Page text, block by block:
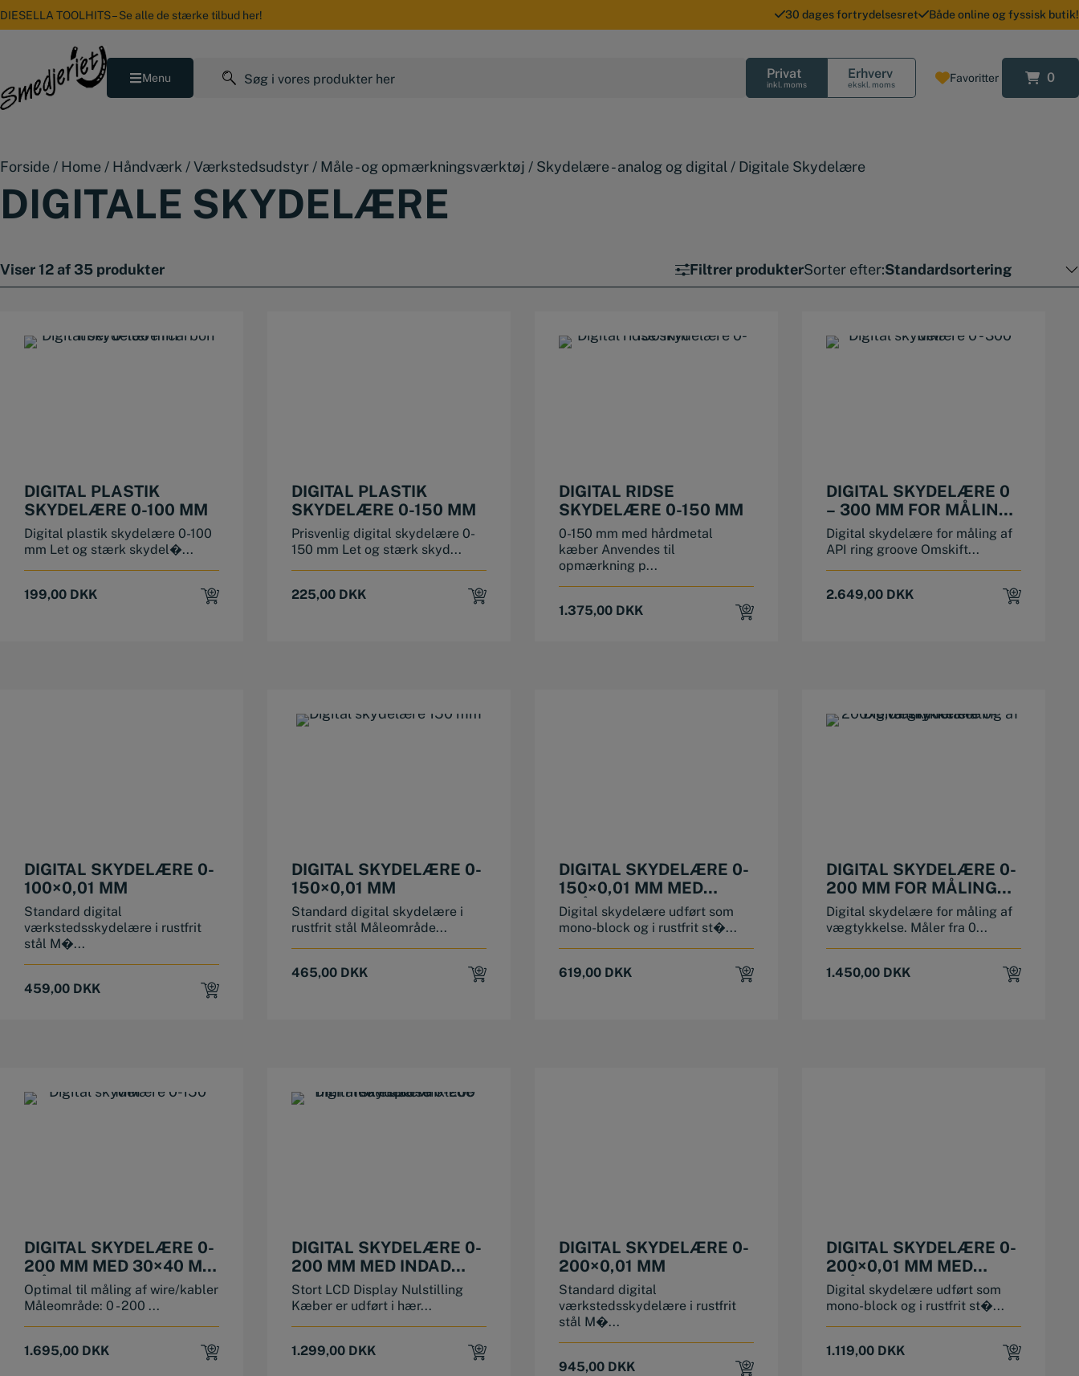
Hop
DIESELLA TOOLHITS – Se alle de stærke tilbud her! 30 dages fortrydelsesret Både online og fyssisk butik!
Menu
Søg
efter:
Privat
inkl. moms
Erhverv
ekskl. moms Favoritter 0
0
Forside / Home / Håndværk /Værkstedsudstyr / Måle - og opmærkningsværktøj / Skydelære - analog og digital / Digitale Skydelære
DIGITALE SKYDELÆRE
Viser 12 af 35 produkter Filtrer produkterSorter efter:
DIGITAL PLASTIK
SKYDELÆRE 0-100 MM
Digital plastik skydelære 0-100
mm Let og stærk skydel�...
199,00 DKK
DIGITAL PLASTIK
SKYDELÆRE 0-150 MM
Prisvenlig digital skydelære 0-
150 mm Let og stærk skyd...
225,00 DKK
DIGITAL RIDSE
SKYDELÆRE 0-150 MM
0-150 mm med hårdmetal
kæber Anvendes til
opmærkning p...
1.375,00 DKK
DIGITAL SKYDELÆRE 0
– 300 MM FOR MÅLING
AF API RING GROOVE
Digital skydelære for måling af
API ring groove Omskift...
2.649,00 DKK
DIGITAL SKYDELÆRE 0-
100×0,01 MM
Standard digital
værkstedsskydelære i rustfrit
stål M�...
459,00 DKK
DIGITAL SKYDELÆRE 0-
150×0,01 MM
Standard digital skydelære i
rustfrit stål Måleområde...
465,00 DKK
DIGITAL SKYDELÆRE 0-
150×0,01 MM MED
TRÅDLØS
DATAFUNKTION
Digital skydelære udført som
mono-block og i rustfrit st�...
619,00 DKK
DIGITAL SKYDELÆRE 0-
200 MM FOR MÅLING
AF VÆGTYKKELSE
Digital skydelære for måling af
vægtykkelse. Måler fra 0...
1.450,00 DKK
DIGITAL SKYDELÆRE 0-
200 MM MED 30×40 MM
MÅLEFLADER
Optimal til måling af wire/kabler
Måleområde: 0 - 200 ...
1.695,00 DKK
DIGITAL SKYDELÆRE 0-
200 MM MED INDAD
VINKLEDE
MÅLESPIDSER
Stort LCD Display Nulstilling
Kæber er udført i hær...
1.299,00 DKK
DIGITAL SKYDELÆRE 0-
200×0,01 MM
Standard digital
værkstedsskydelære i rustfrit
stål M�...
945,00 DKK
DIGITAL SKYDELÆRE 0-
200×0,01 MM MED
TRÅDLØS
DATAFUNKTION
Digital skydelære udført som
mono-block og i rustfrit st�...
1.119,00 DKK